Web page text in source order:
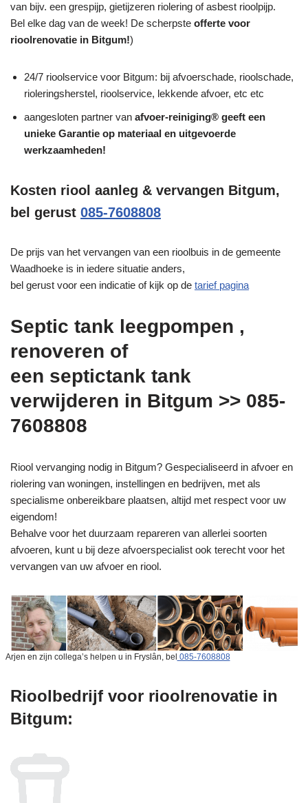
van bijv. een grespijp, gietijzeren riolering of asbest rioolpijp.
Bel elke dag van de week! De scherpste offerte voor
rioolrenovatie in Bitgum!)
24/7 rioolservice voor Bitgum: bij afvoerschade, rioolschade,
rioleringsherstel, rioolservice, lekkende afvoer, etc etc
aangesloten partner van afvoer-reiniging® geeft een
unieke Garantie op materiaal en uitgevoerde
werkzaamheden!
Kosten riool aanleg & vervangen Bitgum,
bel gerust 085-7608808
De prijs van het vervangen van een rioolbuis in de gemeente
Waadhoeke is in iedere situatie anders,
bel gerust voor een indicatie of kijk op de tarief pagina
Septic tank leegpompen ,
renoveren of
een septictank tank
verwijderen in Bitgum >> 085-
7608808
Riool vervanging nodig in Bitgum? Gespecialiseerd in afvoer en
riolering van woningen, instellingen en bedrijven, met als
specialisme onbereikbare plaatsen, altijd met respect voor uw
eigendom!
Behalve voor het duurzaam repareren van allerlei soorten
afvoeren, kunt u bij deze afvoerspecialist ook terecht voor het
vervangen van uw afvoer en riool.
Arjen en zijn collega’s helpen u in Fryslân, bel 085-7608808
Rioolbedrijf voor rioolrenovatie in
Bitgum: